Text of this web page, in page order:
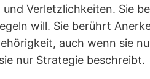
Verletzlichkeiten. Sie
will. Sie berührt
auch wenn sie
nur Strategie beschreibt.